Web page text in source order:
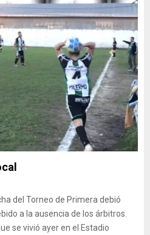
del Torneo de Primera debió
a la ausencia de los árbitros.
se vivió ayer en el Estadio